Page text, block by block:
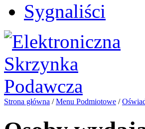
Sygnaliści
Strona główna /Menu Podmiotowe /